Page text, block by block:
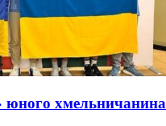
юного хмельничанина